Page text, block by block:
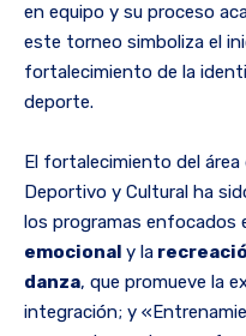
en equipo y su proceso
este torneo simboliza el
fortalecimiento de la
deporte.
El fortalecimiento del área
Deportivo y Cultural ha
los programas enfocados
emocional y la
danza, que promueve la
integración; y